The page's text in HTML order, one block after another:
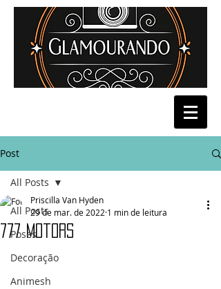
Post
All Posts
Poses
Decoração
Animesh
All Posts
777 Motors
Priscilla Van Hyden
29 de mar. de 2022 1 min de leitura